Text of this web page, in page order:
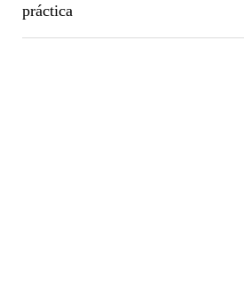
práctica